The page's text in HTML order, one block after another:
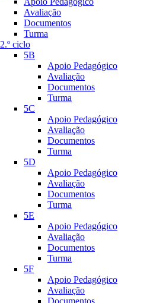
Avaliação
Documentos
Turma
2.º ciclo
5B
Apoio Pedagógico
Avaliação
Documentos
Turma
5C
Apoio Pedagógico
Avaliação
Documentos
Turma
5D
Apoio Pedagógico
Avaliação
Documentos
Turma
5E
Apoio Pedagógico
Avaliação
Documentos
Turma
5F
Apoio Pedagógico
Avaliação